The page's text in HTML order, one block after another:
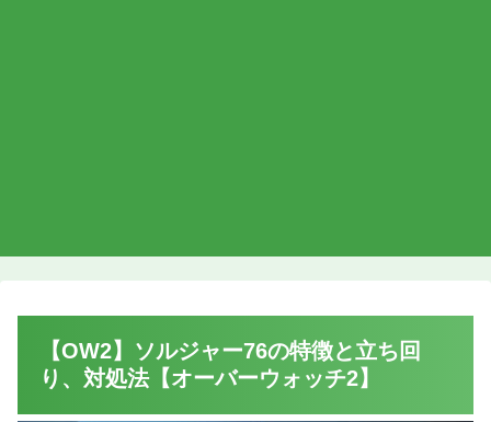
【OW2】ソルジャー76の特徴と立ち回
り、対処法【オーバーウォッチ2】